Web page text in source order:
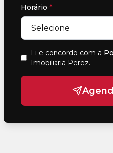
Horário *
Li e concordo com a
Imobiliária Perez.